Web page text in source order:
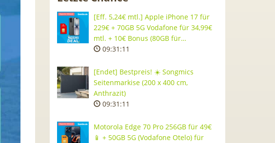
[Eff. 5,24€ mtl.] Apple iPhone 17 für
229€ + 70GB 5G Vodafone für 34,99€
mtl. + 10€ Bonus (80GB für…
09:31:10
[Endet] Bestpreis! ☀️ Songmics
Seitenmarkise (200 x 400 cm,
Anthrazit)
09:31:10
Motorola Edge 70 Pro 256GB für 49€
📱 + 50GB 5G (Vodafone Otelo) für